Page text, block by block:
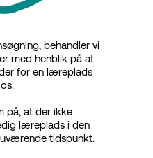
behandler vi
med henblik på at
for en læreplads
at der ikke
læreplads i den
tidspunkt.